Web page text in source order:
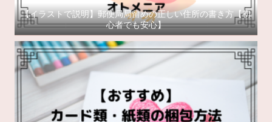
【イラストで説明】郵便局局留めの正しい住所の書き方【初
心者でも安心】